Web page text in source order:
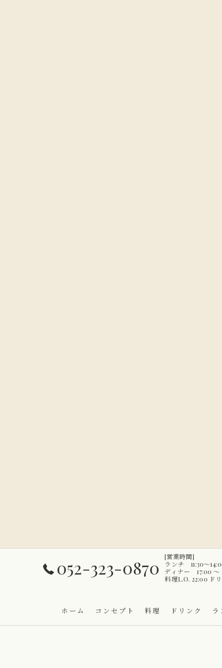
052-323-0870
[営業時間]
ランチ 11:30～
ディナー 17:00 〜
料理L.O. 22:00 ド
ホーム コンセプト 料理 ドリンク ラ